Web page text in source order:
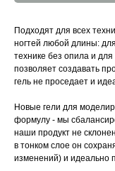
Подходят для всех
ногтей любой длины:
технике без опила и
позволяет создавать
гель не проседает и
Новые гели для
формулу - мы
наши продукт не
в тонком слое он
изменений) и идеально